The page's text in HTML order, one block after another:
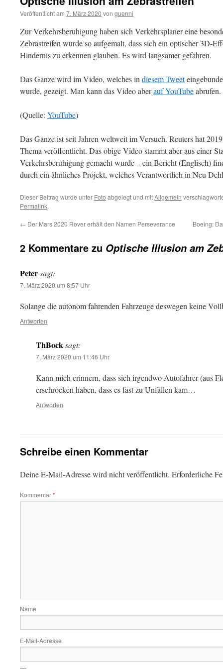
Veröffentlicht am 7. März 2020 von guenni
Zur Verkehrsberuhigung haben sich Verkehrsplaner eine
Zebrastreifen wurde so aufgemalt, dass sich ein optischer 3D-
Hindernis zu erkennen glauben. Es wird langsamer gefahren.
Das Ganze wird im Video, welches in diesem Tweet
wurde, gezeigt. Man kann das Video aberauf YouTube
(Quelle: YouTube)
Das Ganze ist seit Jahren weltweit im Versuch. Reuters hat
Thema veröffentlicht. Das obige Video stammt aber aus einer
Verkehrsberuhigung gemacht wurde – ein Bericht (Englisch)
durch ein ähnliches Projekt, welches Verantwortlich in Neu
Dieser Beitrag wurde unter Foto abgelegt und mitAllgemein
Permalink.
← Der Mars 2020 Rover erhält den Namen Perseverance Boeing:
2 Kommentare zu Optische Illusion am
Petersagt:
7. März 2020 um 8:57 Uhr
Solange die autonom fahrenden Fahrzeuge deswegen keine
Antworten
ThBocksagt:
7. März 2020 um 11:46 Uhr
Kann mich erinnern, dass sich irgendwo Autofahrer (aus
erschrocken haben, dass es fast zu Unfällen kam…
Antworten
Schreibe einen Kommentar
Deine E-Mail-Adresse wird nicht veröffentlicht. Erforderliche
Kommentar*
Name
E-Mail-Adresse